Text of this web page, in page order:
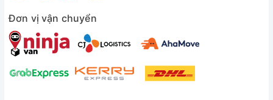
Đơn vị vận chuyển